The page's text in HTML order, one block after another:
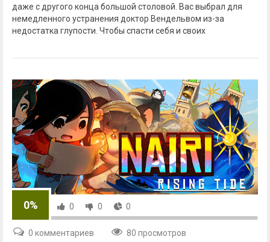
даже с другого конца большой столовой. Вас выбрал для
немедленного устранения доктор Вендельвом из-за
недостатка глупости. Чтобы спасти себя и своих
0% 0 0 0
0 комментариев
80 просмотров